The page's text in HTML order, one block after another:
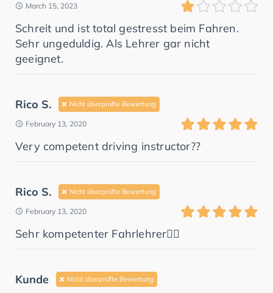
March 15, 2023
Schreit und ist total gestresst beim Fahren.
Sehr ungeduldig. Als Lehrer gar nicht
geeignet.
Rico S. Nicht überprüfte Bewertung
February 13, 2020
Very competent driving instructor??
Rico S. Nicht überprüfte Bewertung
February 13, 2020
Sehr kompetenter Fahrlehrer👍🏻
Kunde Nicht überprüfte Bewertung